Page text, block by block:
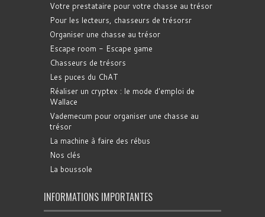
Votre prestataire pour votre chasse au trésor
Pour les lecteurs, chasseurs de trésorsr
Organiser une chasse au trésor
Escape room - Escape game
Chasseurs de trésors
Les puces du ChAT
Réaliser un cryptex : le mode d'emploi de
Wallace
Vademecum pour organiser une chasse au
trésor
La machine à faire des rébus
Nos clés
La boussole
INFORMATIONS IMPORTANTES